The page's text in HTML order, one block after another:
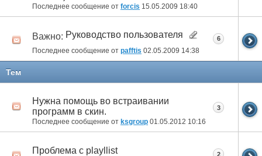
Последнее сообщение от forcis 15.05.2009 18:40
Важно: Руководство пользователя
Последнее сообщение от pafftis 02.05.2009 14:38
6
Тем
Нужна помощь во встраивании
программ в скин.
Последнее сообщение от ksgroup 01.05.2012 10:16
3
Проблема с playllist 2